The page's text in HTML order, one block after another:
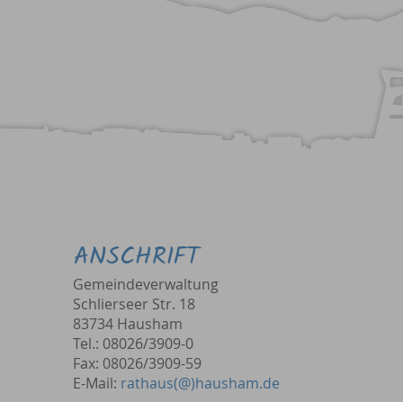
ANSCHRIFT
Gemeindeverwaltung
Schlierseer Str. 18
83734 Hausham
Tel.: 08026/3909-0
Fax: 08026/3909-59
E-Mail: rathaus(@)hausham.de